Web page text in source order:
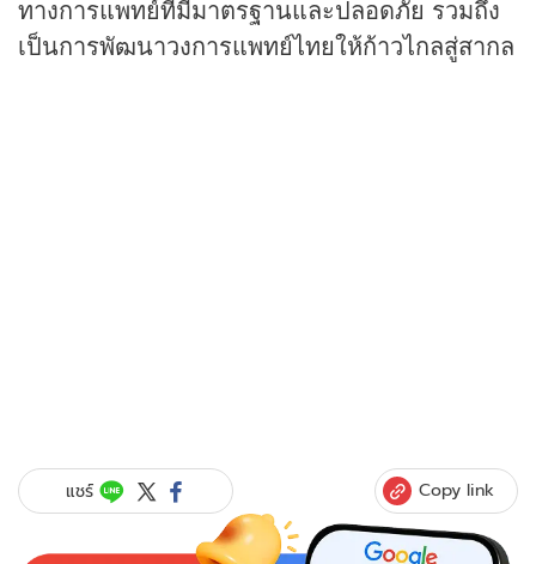
ทางการแพทย์ที่มีมาตรฐานและปลอดภัย รวมถึง
เป็นการพัฒนาวงการแพทย์ไทยให้ก้าวไกลสู่สากล
แชร์ Copy link